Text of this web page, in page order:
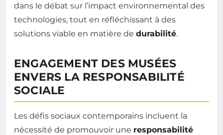
dans le débat sur l’impact environnemental des
technologies, tout en réfléchissant à des
solutions viable en matière de durabilité.
ENGAGEMENT DES MUSÉES
ENVERS LA RESPONSABILITÉ
SOCIALE
Les défis sociaux contemporains incluent la
nécessité de promouvoir une responsabilité